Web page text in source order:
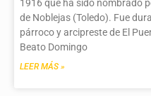
1916 que ha sido nombrado
de Noblejas (Toledo). Fue
párroco y arcipreste de El
Beato Domingo
LEER MÁS »